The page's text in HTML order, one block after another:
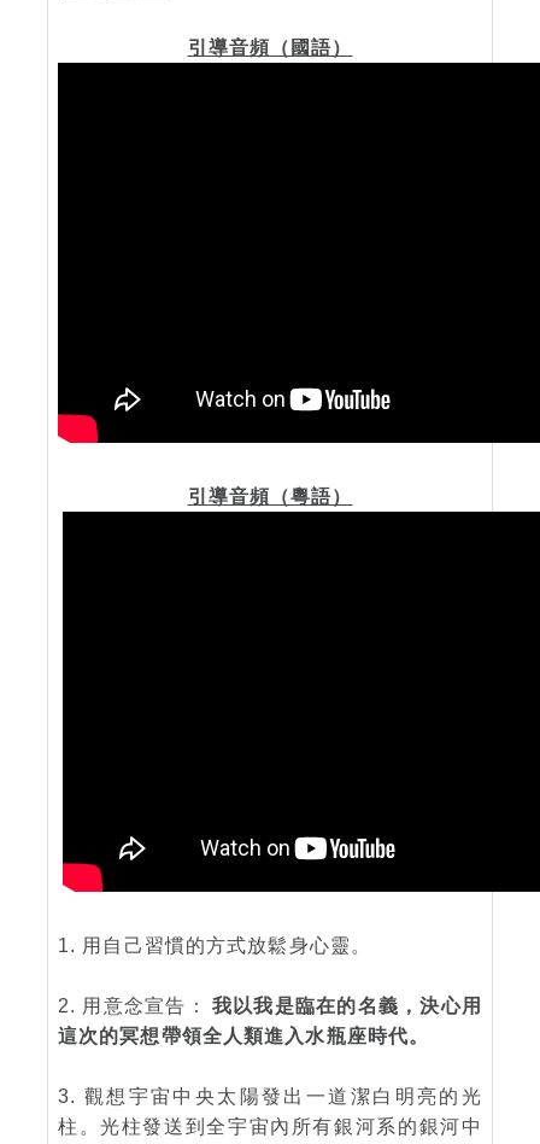
引導音頻（國語）
引導音頻（粵語）
1. 用自己習慣的方式放鬆身心靈。
2. 用意念宣告：
我以我是臨在的名義，決心用
這次的冥想帶領全人類進入水瓶座時代。
3. 觀想宇宙中央太陽發出一道潔白明亮的光
柱。光柱發送到全宇宙內所有銀河系的銀河中